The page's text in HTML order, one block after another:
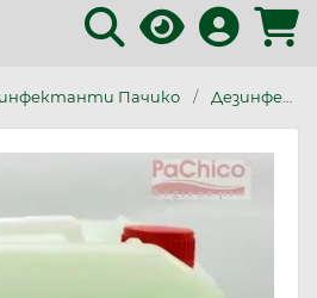
Пачико Дезинфектанти